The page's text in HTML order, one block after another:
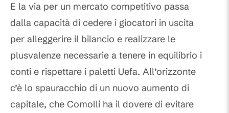
E la via per un mercato competitivo passa
dalla capacità di cedere i giocatori in uscita
per alleggerire il bilancio e realizzare le
plusvalenze necessarie a tenere in equilibrio i
conti e rispettare i paletti Uefa. All’orizzonte
c’è lo spauracchio di un nuovo aumento di
capitale, che Comolli ha il dovere di evitare